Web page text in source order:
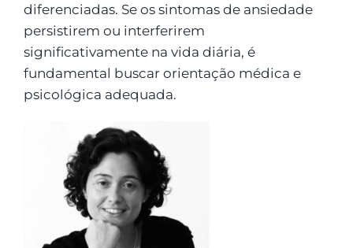
diferenciadas. Se os sintomas de ansiedade
persistirem ou interferirem
significativamente na vida diária, é
fundamental buscar orientação médica e
psicológica adequada.